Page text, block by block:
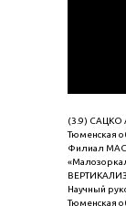
(3.9) САЦКО
Тюменская
Филиал
Научный
Тюменская